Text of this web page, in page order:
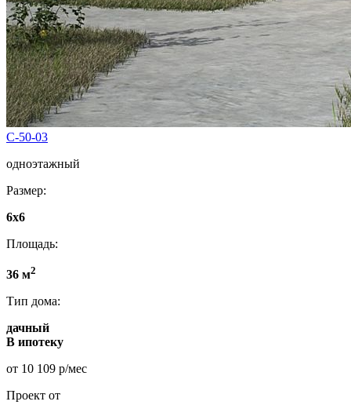
C-50-03
одноэтажный
Размер:
6x6
Площадь:
36 м2
Тип дома:
дачный
В ипотеку
от 10 109 р/мес
Проект от